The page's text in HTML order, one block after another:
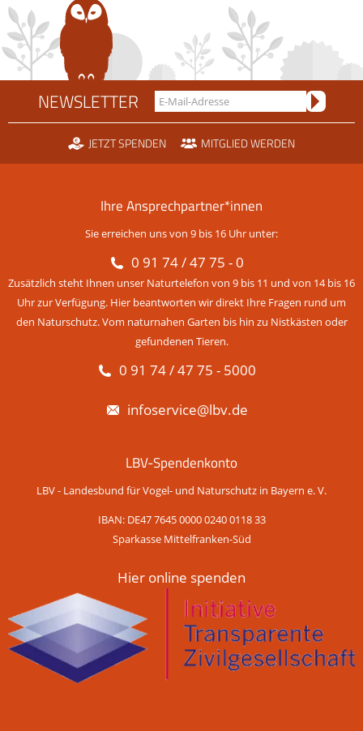
NEWSLETTER
JETZT SPENDEN MITGLIED WERDEN
Ihre Ansprechpartner*innen
Sie erreichen uns von 9 bis 16 Uhr unter:
0 91 74 / 47 75 - 0
Zusätzlich steht Ihnen unser Naturtelefon von 9 bis 11 und von 14 bis 16
Uhr zur Verfügung. Hier beantworten wir direkt Ihre Fragen rund um
den Naturschutz. Vom naturnahen Garten bis hin zu Nistkästen oder
gefundenen Tieren.
0 91 74 / 47 75 - 5000
infoservice@lbv.de
LBV-Spendenkonto
LBV - Landesbund für Vogel- und Naturschutz in Bayern e. V.
IBAN: DE47 7645 0000 0240 0118 33
Sparkasse Mittelfranken-Süd
Hier online spenden